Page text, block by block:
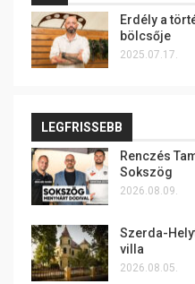
Erdély a
bölcsője
2025.07.17.
LEGFRISSEBB
Renczés
Sokszög
2026.08.09.
Szerda-
villa
2026.08.05.